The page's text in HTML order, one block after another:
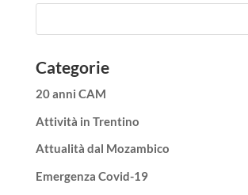
Categorie
20 anni CAM
Attività in Trentino
Attualità dal Mozambico
Emergenza Covid-19